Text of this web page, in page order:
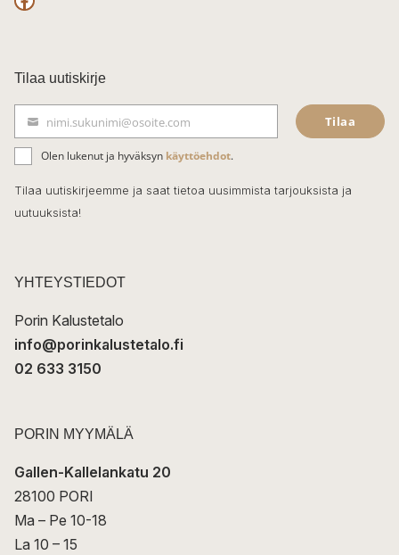
F
c
e
b
o
o
k
Tilaa uutiskirje
ä
h
k
t
nimi.sukunimi@osoite.com Tilaa
Olen lukenut ja hyväksyn käyttöehdot.
Tilaa uutiskirjeemme ja saat tietoa uusimmista tarjouksista ja
uutuuksista!
YHTEYSTIEDOT
Porin Kalustetalo
info@porinkalustetalo.fi
02 633 3150
PORIN MYYMÄLÄ
Gallen-Kallelankatu 20
28100 PORI
Ma – Pe 10-18
La 10 – 15